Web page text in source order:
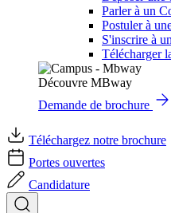
Parler à un
Postuler à
S'inscrire à
Télécharger
Découvre MBway
Demande de brochure
Téléchargez notre brochure
Portes ouvertes
Candidature